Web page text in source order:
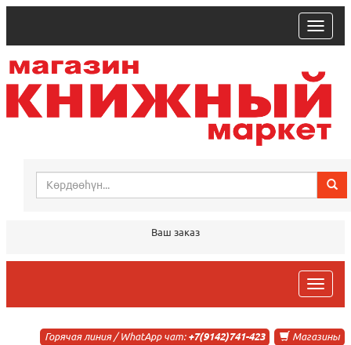
trk
Ваш заказ
trk
Магазины
Горячая линия / WhatApp чат: +7(9142)741-423